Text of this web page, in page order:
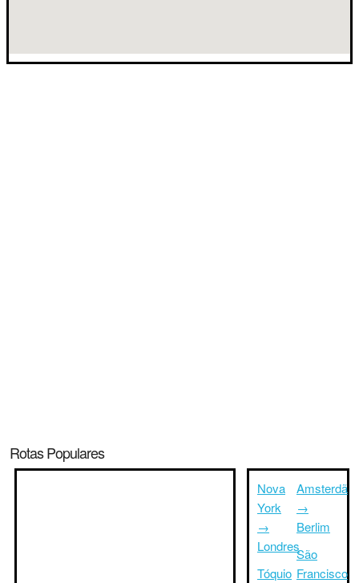
Rotas Populares
Nova
York
→
Londres
Tóquio
Amsterdã
→
Berlim
São
Francisco